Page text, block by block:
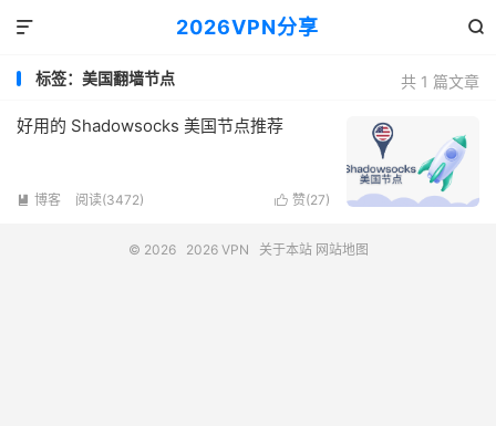
2026VPN分享 

共 1 篇文章
标签：美国翻墙节点
好用的 Shadowsocks 美国节点推荐
 赞(27)
 博客 阅读(3472)
© 2026 2026 VPN 关于本站 网站地图